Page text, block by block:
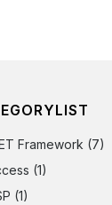
Framework (7)
(1)
(1)